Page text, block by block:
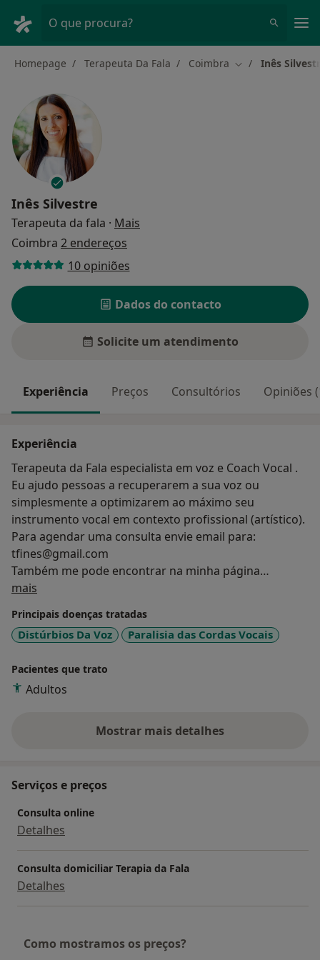
O que procura?
Homepage Terapeuta Da Fala Coimbra Mudar de cidade
Inês
Inês Silvestre
Terapeuta da fala · Mais
Coimbra 2 endereços
10 opiniões
Dados do contacto
Solicite um atendimento
Experiência Preços Consultórios Opiniões
Experiência
Terapeuta da Fala especialista em voz e Coach Vocal .
Eu ajudo pessoas a recuperarem a sua voz ou
simplesmente a optimizarem ao máximo seu
instrumento vocal em contexto profissional (artístico).
Para agendar uma consulta envie email para:
tfines@gmail.com
Também me pode encontrar na minha página
profissional do Instagram @inesilvestre_vocologista.
mais
Principais doenças tratadas
Distúrbios Da Voz Paralisia das Cordas Vocais
Pacientes que trato
Adultos
Mostrar mais detalhes
sobre a experiência
Serviços e preços
Consulta online
Detalhes
Consulta domiciliar Terapia da Fala
Detalhes
Como mostramos os preços?